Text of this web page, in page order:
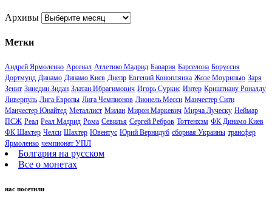
Архивы
Метки
Андрей Ярмоленко Арсенал Атлетико Мадрид Бавария Барселона Боруссия
Дортмунд Динамо Динамо Киев Днепр Евгений Коноплянка Жозе Моуринью Заря
Зенит Зинедин Зидан Златан Ибрагимович Игорь Суркис Интер Криштиану Роналду
Ливерпуль Лига Европы Лига Чемпионов Лионель Месси Манчестер Сити
Манчестер Юнайтед Металлист Милан Мирон Маркевич Мирча Луческу Неймар
ПСЖ Реал Реал Мадрид Рома Севилья Сергей Ребров Тоттенхэм ФК Динамо Киев
ФК Шахтер Челси Шахтер Ювентус Юрий Вернидуб сборная Украины трансфер
Ярмоленко чемпионат УПЛ
Болгария на русском
Все о монетах
нас посетили